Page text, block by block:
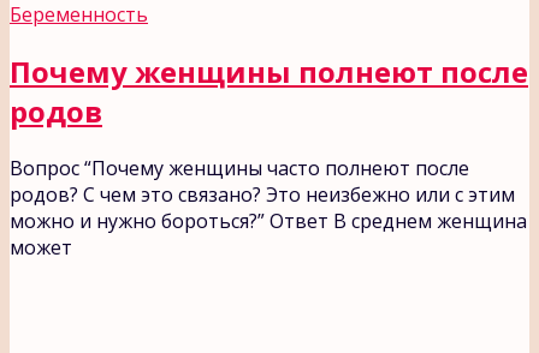
Беременность
Почему женщины полнеют после
родов
Вопрос “Почему женщины часто полнеют после
родов? С чем это связано? Это неизбежно или с этим
можно и нужно бороться?” Ответ В среднем женщина
может